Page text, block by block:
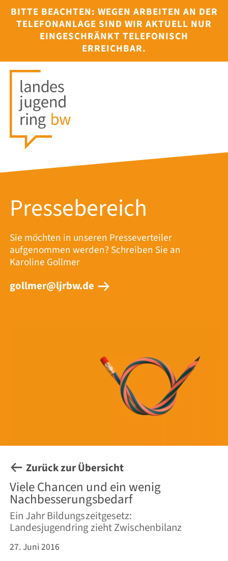
BITTE BEACHTEN: WEGEN ARBEITEN AN DER
TELEFONANLAGE SIND WIR AKTUELL NUR
EINGESCHRÄNKT TELEFONISCH
ERREICHBAR.
Pressebereich
Sie möchten in unseren Presseverteiler
aufgenommen werden? Schreiben Sie an
Karoline Gollmer
gollmer@ljrbw.de
Viele Chancen und ein wenig
Nachbesserungsbedarf
Ein Jahr Bildungszeitgesetz:
Landesjugendring zieht Zwischenbilanz
27. Juni 2016
Zurück zur Übersicht